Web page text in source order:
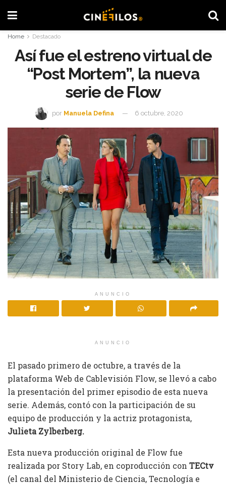
Home Destacado
Así fue el estreno virtual de
“Post Mortem”, la nueva
serie de Flow
por Manuela Defina 6 octubre, 2020
ANUNCIO
ANUNCIO
El pasado primero de octubre, a través de la
plataforma Web de Cablevisión Flow, se llevó a cabo
la presentación del primer episodio de esta nueva
serie. Además, contó con la participación de su
equipo de producción y la actriz protagonista,
Julieta Zylberberg.
Esta nueva producción original de Flow fue
realizada por Story Lab, en coproducción con TECtv
(el canal del Ministerio de Ciencia, Tecnología e